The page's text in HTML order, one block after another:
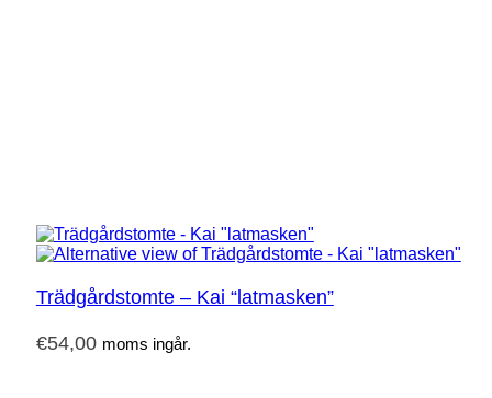
Trädgårdstomte – Kai “latmasken”
€54,00 moms ingår.